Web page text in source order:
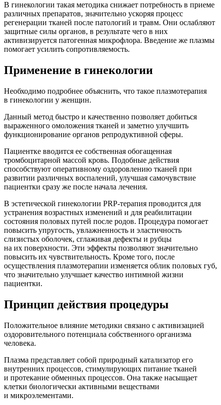
В гинекологии такая методика снижает потребность в приеме
различных препаратов, значительно ускоряя процесс
регенерации тканей после патологий и травм. Они ослабляют
защитные силы органов, в результате чего в них
активизируется патогенная микрофлора. Введение же плазмы
помогает усилить сопротивляемость.
Применение в гинекологии
Необходимо подробнее объяснить, что такое плазмотерапия
в гинекологии у женщин.
Данный метод быстро и качественно позволяет добиться
выраженного омоложения тканей и заметно улучшить
функционирование органов репродуктивной сферы.
Пациентке вводится ее собственная обогащенная
тромбоцитарной массой кровь. Подобные действия
способствуют оперативному оздоровлению тканей при
развитии различных воспалений, улучшая самочувствие
пациентки сразу же после начала лечения.
В эстетической гинекологии PRP-терапия проводится для
устранения возрастных изменений и для реабилитации
состояния половых путей после родов. Процедура помогает
повысить упругость, увлажненность и эластичность
слизистых оболочек, сглаживая дефекты и рубцы
на их поверхности. Эти эффекты позволяют значительно
повысить их чувствительность. Кроме того, после
осуществления плазмотерапии изменяется облик половых губ,
что значительно улучшает качество интимной жизни
пациентки.
Принцип действия процедуры
Положительное влияние методики связано с активизацией
оздоровительного потенциала собственного организма
человека.
Плазма представляет собой природный катализатор его
внутренних процессов, стимулирующих питание тканей
и протекание обменных процессов. Она также насыщает
клетки биологически активными веществами
и микроэлементами.